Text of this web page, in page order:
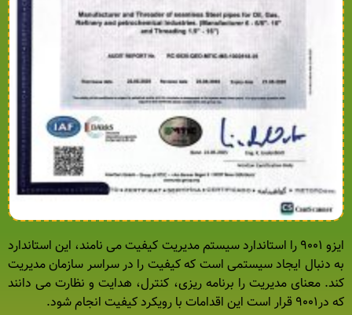
ایزو ۹۰۰۱ را استاندارد سیستم مدیریت کیفیت می نامند، این استاندارد
به دنبال ایجاد سیستمی است که کیفیت را در سراسر سازمان مدیریت
کند. معنای مدیریت را برنامه ریزی، کنترل، هدایت و نظارت می دانند
که در۹۰۰۱ قرار است این اقدامات با رویکرد کیفیت انجام شود.